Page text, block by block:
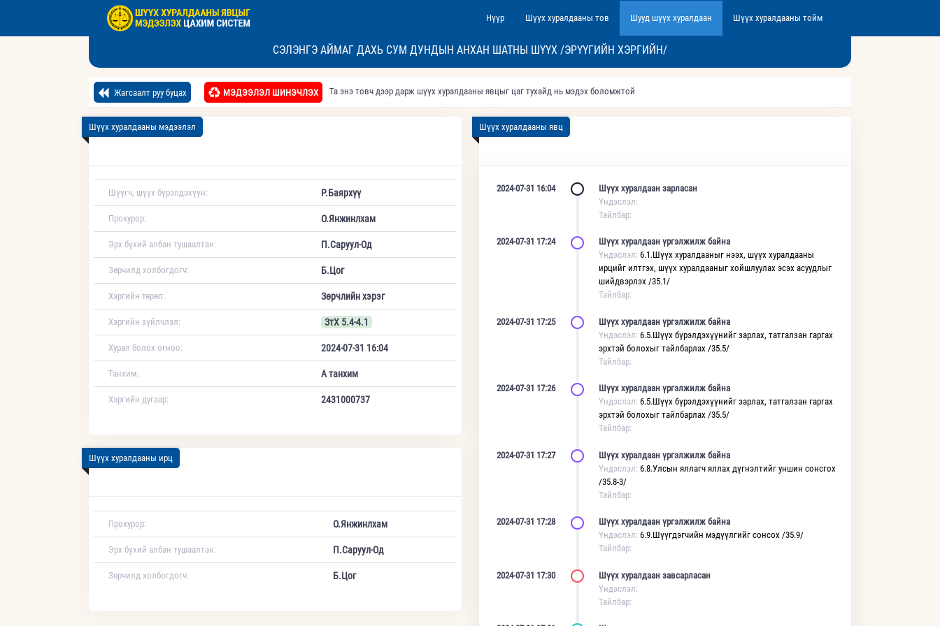
Нүүр Шүүх хуралдааны тов Шууд шүүх хуралдаан Шүүх хуралдааны тойм
СЭЛЭНГЭ АЙМАГ ДАХЬ СУМ ДУНДЫН АНХАН ШАТНЫ ШҮҮХ /ЭРҮҮГИЙН ХЭРГИЙН/
Жагсаалт руу буцах МЭДЭЭЛЭЛ ШИНЭЧЛЭХ Та энэ товч дээр дарж шүүх хуралдааны явцыг цаг тухайд нь мэдэх боломжтой
Шүүх хуралдааны мэдээлэл
Шүүгч, шүүх бүрэлдэхүүн: Р.Баярхүү
Прокурор: О.Янжинлхам
Эрх бүхий албан тушаалтан: П.Саруул-Од
Зөрчилд холбогдогч: Б.Цог
Хэргийн төрөл: Зөрчлийн хэрэг
Хэргийн зүйлчлэл: ЗтХ 5.4-4.1
Хурал болох огноо: 2024-07-31 16:04
Танхим: А танхим
Хэргийн дугаар: 2431000737
Шүүх хуралдааны ирц
Прокурор: О.Янжинлхам
Эрх бүхий албан тушаалтан: П.Саруул-Од
Зөрчилд холбогдогч: Б.Цог
Шүүх хуралдааны явц
2024-07-31 16:04
Шүүх хуралдаан зарласан
Үндэслэл:
Тайлбар:
2024-07-31 17:24
Шүүх хуралдаан үргэлжилж байна
Үндэслэл: 6.1.Шүүх хуралдааныг нээх, шүүх хуралдааны
ирцийг илтгэх, шүүх хуралдааныг хойшлуулах эсэх асуудлыг
шийдвэрлэх /35.1/
Тайлбар:
2024-07-31 17:25
Шүүх хуралдаан үргэлжилж байна
Үндэслэл: 6.5.Шүүх бүрэлдэхүүнийг зарлах, татгалзан гаргах
эрхтэй болохыг тайлбарлах /35.5/
Тайлбар:
2024-07-31 17:26
Шүүх хуралдаан үргэлжилж байна
Үндэслэл: 6.5.Шүүх бүрэлдэхүүнийг зарлах, татгалзан гаргах
эрхтэй болохыг тайлбарлах /35.5/
Тайлбар:
2024-07-31 17:27
Шүүх хуралдаан үргэлжилж байна
Үндэслэл: 6.8.Улсын яллагч яллах дүгнэлтийг уншин сонсгох
/35.8-3/
Тайлбар:
2024-07-31 17:28
Шүүх хуралдаан үргэлжилж байна
Үндэслэл: 6.9.Шүүгдэгчийн мэдүүлгийг сонсох /35.9/
Тайлбар:
2024-07-31 17:30
Шүүх хуралдаан завсарласан
Үндэслэл:
Тайлбар: